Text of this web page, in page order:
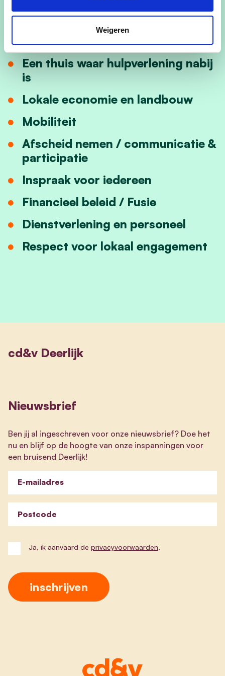
Weigeren
Een warme thuis
Een thuis in harmonie met de
natuur
Een thuis waar hulpverlening nabij
is
Lokale economie en landbouw
Mobiliteit
Afscheid nemen / communicatie &
participatie
Inspraak voor iedereen
Financieel beleid / Fusie
Dienstverlening en personeel
Respect voor lokaal engagement
cd&v Deerlijk
Nieuwsbrief
Ben jij al ingeschreven voor onze nieuwsbrief? Doe het
nu en blijf op de hoogte van onze inspanningen voor
een bruisend Deerlijk!
E-mailadres
Postcode
Ja, ik aanvaard de privacyvoorwaarden.